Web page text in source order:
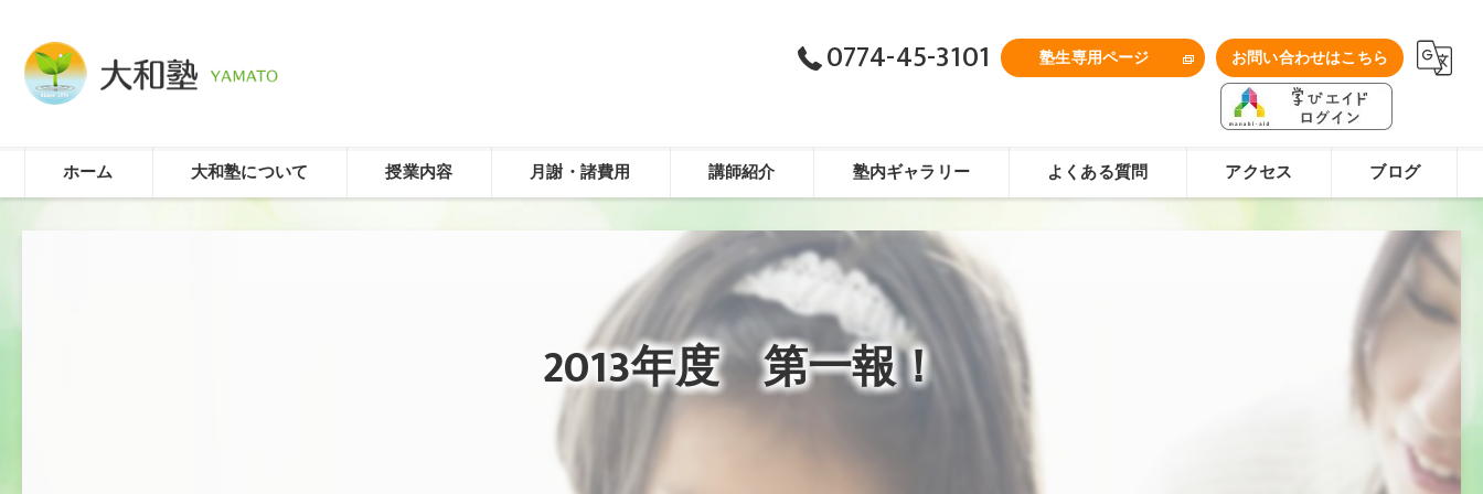
0774-45-3101 塾生専用ページ お問い合わせはこちら
ホーム 大和塾について 授業内容 月謝・諸費用 講師紹介 塾内ギャラリー よくある質問 アクセス ブログ
2013年度 第一報！